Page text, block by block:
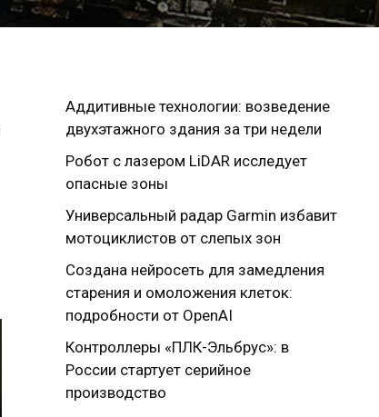
Аддитивные технологии: возведение
двухэтажного здания за три недели
Робот с лазером LiDAR исследует
опасные зоны
Универсальный радар Garmin избавит
мотоциклистов от слепых зон
Создана нейросеть для замедления
старения и омоложения клеток:
подробности от OpenAI
Контроллеры «ПЛК-Эльбрус»: в
России стартует серийное
производство